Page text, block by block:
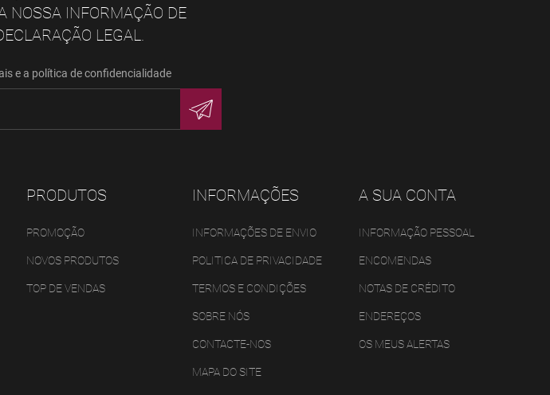
NOSSA INFORMAÇÃO DE
LEGAL.
e a política de confidencialidade
PRODUTOS
PROMOÇÃO
NOVOS PRODUTOS
TOP DE VENDAS
INFORMAÇÕES
INFORMAÇÕES DE ENVIO
POLITICA DE PRIVACIDADE
TERMOS E CONDIÇÕES
SOBRE NÓS
CONTACTE-NOS
MAPA DO SITE
A SUA CONTA
INFORMAÇÃO PESSOAL
ENCOMENDAS
NOTAS DE CRÉDITO
ENDEREÇOS
OS MEUS ALERTAS